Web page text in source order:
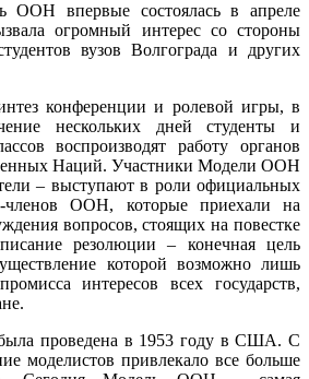
ООН впервые состоялась в апреле
огромный интерес со стороны
вузов Волгограда и других
конференции и ролевой игры, в
нескольких дней студенты и
воспроизводят работу органов
Наций. Участники Модели ООН
– выступают в роли официальных
членов ООН, которые приехали на
вопросов, стоящих на повестке
резолюции – конечная цель
которой возможно лишь
интересов всех государств,
проведена в 1953 году в США. С
моделистов привлекало все больше